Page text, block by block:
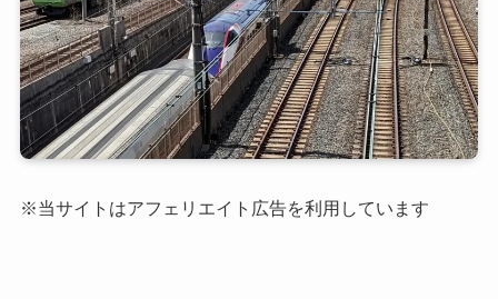
※当サイトはアフェリエイト広告を利用しています